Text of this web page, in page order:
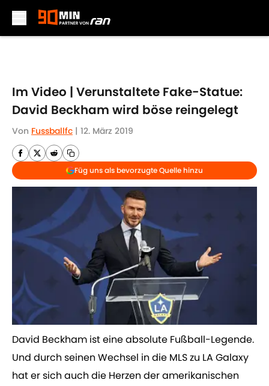
Im Video | Verunstaltete Fake-Statue:
David Beckham wird böse reingelegt
Von Fussballfc | 12. März 2019
Füg uns als bevorzugte Quelle hinzu
​David Beckham ist eine absolute Fußball-Legende.
Und durch seinen Wechsel in die MLS zu LA Galaxy
hat er sich auch die Herzen der amerikanischen